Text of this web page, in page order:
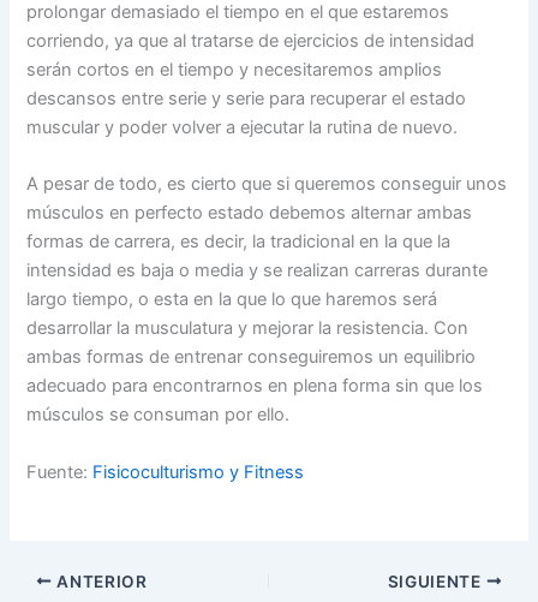
prolongar demasiado el tiempo en el que estaremos
corriendo, ya que al tratarse de ejercicios de intensidad
serán cortos en el tiempo y necesitaremos amplios
descansos entre serie y serie para recuperar el estado
muscular y poder volver a ejecutar la rutina de nuevo.
A pesar de todo, es cierto que si queremos conseguir unos
músculos en perfecto estado debemos alternar ambas
formas de carrera, es decir, la tradicional en la que la
intensidad es baja o media y se realizan carreras durante
largo tiempo, o esta en la que lo que haremos será
desarrollar la musculatura y mejorar la resistencia. Con
ambas formas de entrenar conseguiremos un equilibrio
adecuado para encontrarnos en plena forma sin que los
músculos se consuman por ello.
Fuente: Fisicoculturismo y Fitness
ANTERIOR SIGUIENTE